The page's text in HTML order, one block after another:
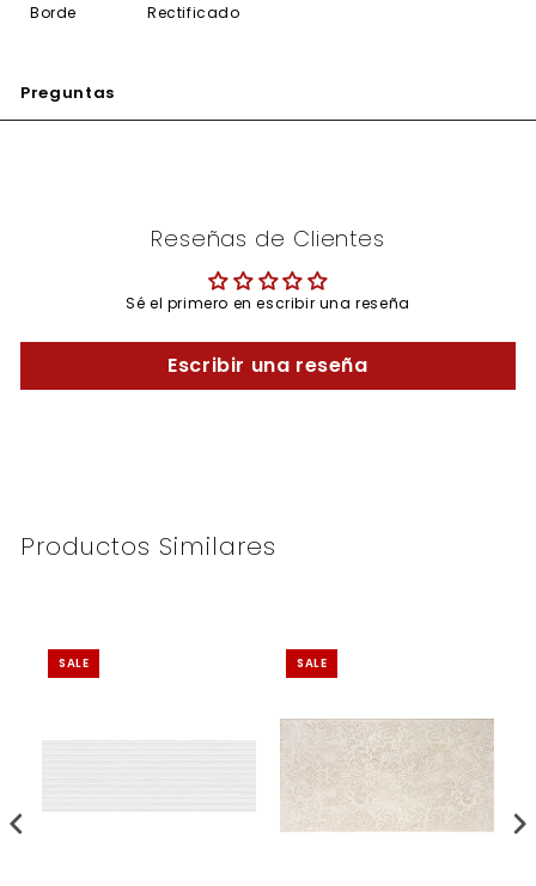
Borde
Rectificado
Preguntas
Reseñas de Clientes
Sé el primero en escribir una reseña
Escribir una reseña
Productos Similares
SALE SALE